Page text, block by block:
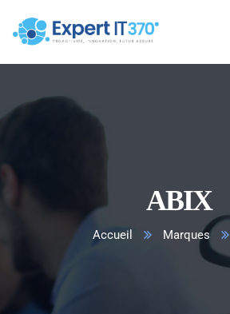
ABIX
Accueil Marques